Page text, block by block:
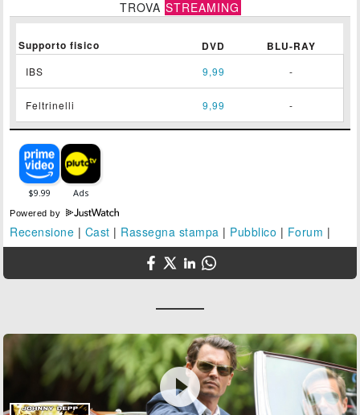
TROVA STREAMING
Supporto fisico DVD BLU-RAY
IBS 9,99 -
Feltrinelli 9,99 -
Powered by
Recensione | Cast | Rassegna stampa | Pubblico | Forum |
